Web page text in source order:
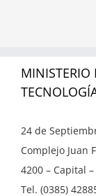
MINISTERIO
24 de
Complejo Juan
4200 – Capital
Tel. (0385)